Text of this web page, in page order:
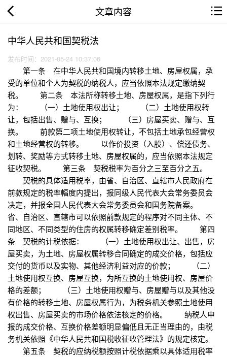
文章内容
中华人民共和国契税法
发布时间：2021-05-24 10:37:06
第一条 在中华人民共和国境内转移土地、房屋权属，承
受的单位和个人为契税的纳税人，应当依照本法规定缴纳契
税。 第二条 本法所称转移土地、房屋权属，是指下列行
为： （一）土地使用权出让； （二）土地使用权转
让，包括出售、赠与、互换； （三）房屋买卖、赠与、互
换。 前款第二项土地使用权转让，不包括土地承包经营权
和土地经营权的转移。 以作价投资（入股）、偿还债务、
划转、奖励等方式转移土地、房屋权属的，应当依照本法规定
征收契税。 第三条 契税税率为百分之三至百分之五。
契税的具体适用税率，由省、自治区、直辖市人民政府在
前款规定的税率幅度内提出，报同级人民代表大会常务委员会
决定，并报全国人民代表大会常务委员会和国务院备案。
省、自治区、直辖市可以依照前款规定的程序对不同主体、不
同地区、不同类型的住房的权属转移确定差别税率。 第四
条 契税的计税依据： （一）土地使用权出让、出售，房
屋买卖，为土地、房屋权属转移合同确定的成交价格，包括应
交付的货币以及实物、其他经济利益对应的价款； （二）
土地使用权互换、房屋互换，为所互换的土地使用权、房屋价
格的差额； （三）土地使用权赠与、房屋赠与以及其他没
有价格的转移土地、房屋权属行为，为税务机关参照土地使用
权出售、房屋买卖的市场价格依法核定的价格。 纳税人申
报的成交价格、互换价格差额明显偏低且无正当理由的，由税
务机关依照《中华人民共和国税收征收管理法》的规定核定。
第五条 契税的应纳税额按照计税依据乘以具体适用税率